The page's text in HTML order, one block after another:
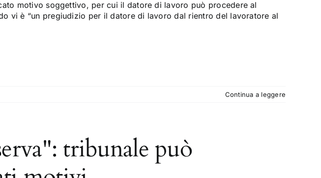
motivo soggettivo, per cui il datore di lavoro può procedere al
vi è “un pregiudizio per il datore di lavoro dal rientro del lavoratore al
Continua a leggere
tribunale può